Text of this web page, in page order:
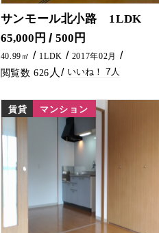
サンモール北小路 1LDK
ハイグレード次世代型省エネマンションに空予定です♪ 共用部分・室内の設備も整った
65,000円 500円
40.99㎡ 1LDK 2017年02月
626 7
賃貸 マンション